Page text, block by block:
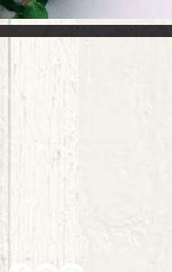
KAN OGSÅ FINNE MEG PÅ